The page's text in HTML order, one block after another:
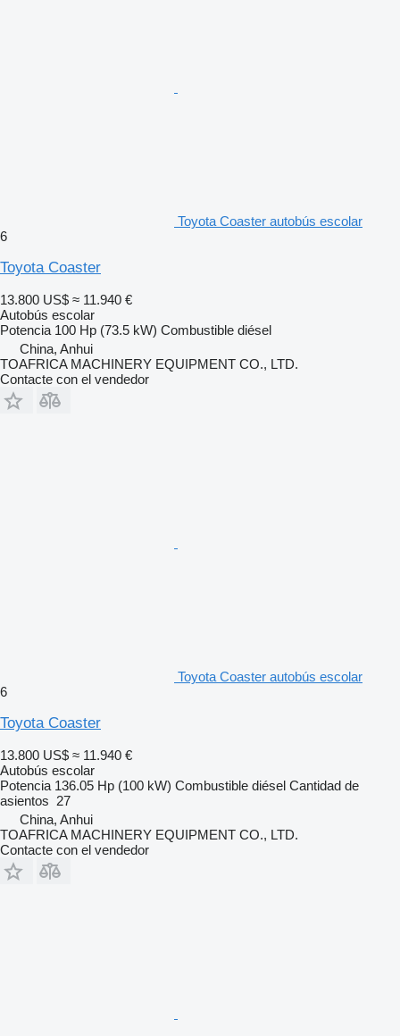
Toyota Coaster autobús escolar
6
Toyota Coaster
13.800 US$ ≈ 11.940 €
Autobús escolar
Potencia 100 Hp (73.5 kW) Combustible diésel
China, Anhui
TOAFRICA MACHINERY EQUIPMENT CO., LTD.
Contacte con el vendedor
Toyota Coaster autobús escolar
6
Toyota Coaster
13.800 US$ ≈ 11.940 €
Autobús escolar
Potencia 136.05 Hp (100 kW) Combustible diésel Cantidad de
asientos 27
China, Anhui
TOAFRICA MACHINERY EQUIPMENT CO., LTD.
Contacte con el vendedor